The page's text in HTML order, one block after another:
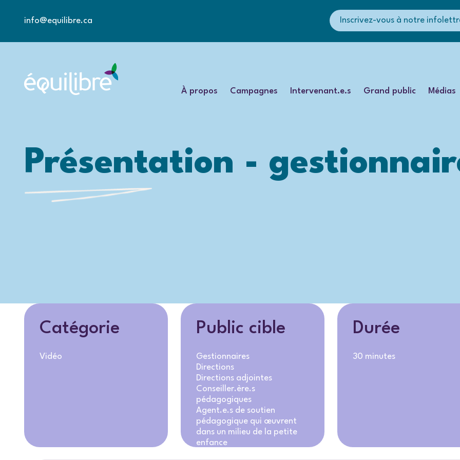
info@equilibre.ca Inscrivez-vous à notre
À propos Campagnes Intervenant.e.s Grand public Médias
Présentation -
Catégorie
Vidéo
Public cible
Gestionnaires
Directions
Directions adjointes
Conseiller.ère.s
pédagogiques
Agent.e.s de soutien
pédagogique qui œuvrent
dans un milieu de la petite
enfance
Durée
30 minutes